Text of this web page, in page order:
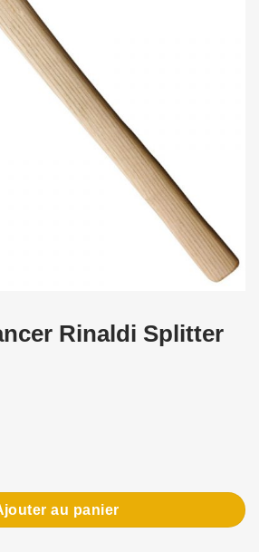
Rinaldi Splitter
Rinaldi Splitter
au panier